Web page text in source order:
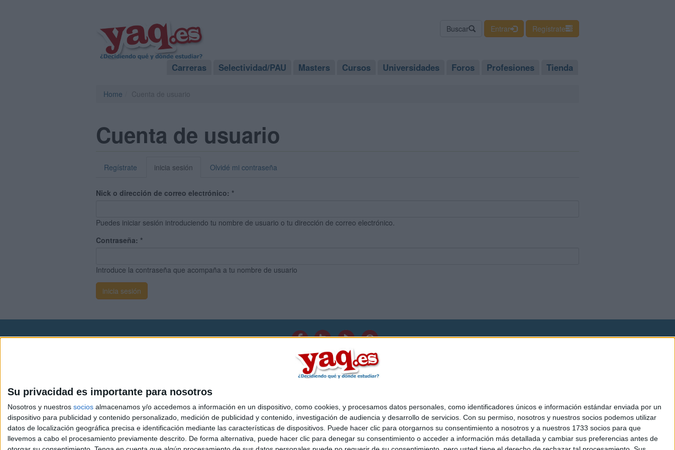
Su privacidad es importante para nosotros
Nosotros y nuestros socios almacenamos y/o accedemos a información en un dispositivo, como cookies, y procesamos datos personales, como identificadores únicos e información estándar enviada por un
dispositivo para publicidad y contenido personalizado, medición de publicidad y contenido, investigación de audiencia y desarrollo de servicios. Con su permiso, nosotros y nuestros socios podemos utilizar
datos de localización geográfica precisa e identificación mediante las características de dispositivos. Puede hacer clic para otorgarnos su consentimiento a nosotros y a nuestros 1733 socios para que
llevemos a cabo el procesamiento previamente descrito. De forma alternativa, puede hacer clic para denegar su consentimiento o acceder a información más detallada y cambiar sus preferencias antes de
Buscar Entrar Regístrate
Carreras Selectividad/PAU Masters Cursos Universidades Foros Profesiones Tienda
Home
Cuenta de usuario
Regístrate inicia sesión Olvidé mi contraseña
Nick o dirección de correo electrónico: *
Puedes iniciar sesión introduciendo tu nombre de usuario o tu dirección de correo electrónico.
Contraseña: *
Introduce la contraseña que acompaña a tu nombre de usuario
Quiénes somos| Contactar|Anúnciate
Politica de privacidad|Condiciones generales
- Diego de León 47 - 28006 Madrid [ESPAÑA] - Tel. +34 91 593 2767